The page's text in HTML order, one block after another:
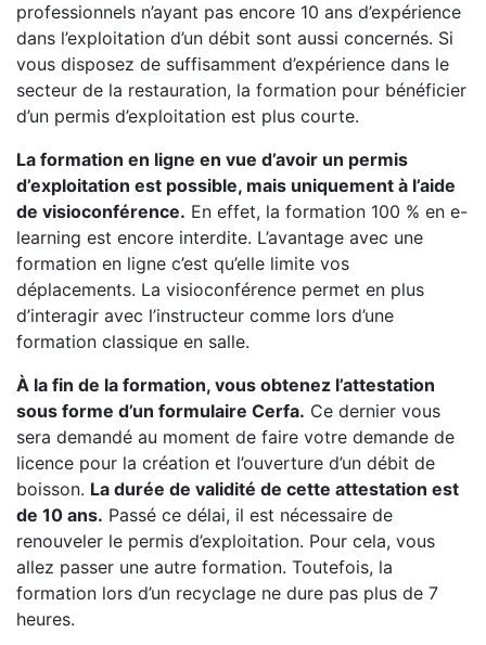
professionnels n’ayant pas encore 10 ans d’expérience
dans l’exploitation d’un débit sont aussi concernés. Si
vous disposez de suffisamment d’expérience dans le
secteur de la restauration, la formation pour bénéficier
d’un permis d’exploitation est plus courte.
La formation en ligne en vue d’avoir un permis
d’exploitation est possible, mais uniquement à l’aide
de visioconférence. En effet, la formation 100 % en e-
learning est encore interdite. L’avantage avec une
formation en ligne c’est qu’elle limite vos
déplacements. La visioconférence permet en plus
d’interagir avec l’instructeur comme lors d’une
formation classique en salle.
À la fin de la formation, vous obtenez l’attestation
sous forme d’un formulaire Cerfa. Ce dernier vous
sera demandé au moment de faire votre demande de
licence pour la création et l’ouverture d’un débit de
boisson. La durée de validité de cette attestation est
de 10 ans. Passé ce délai, il est nécessaire de
renouveler le permis d’exploitation. Pour cela, vous
allez passer une autre formation. Toutefois, la
formation lors d’un recyclage ne dure pas plus de 7
heures.